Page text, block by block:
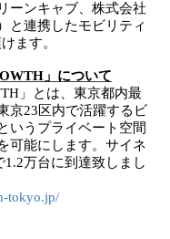
ーンキャブ、株式会社
と連携したモビリティ
ます。
」について
」とは、東京都内最
京23区内で活躍するビ
いうプライベート空間
可能にします。サイネ
万台に到達致しまし
tokyo.jp/